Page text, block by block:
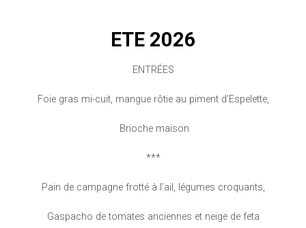
ETE 2026
ENTRÉES
Foie gras mi-cuit, mangue rôtie au piment d’Espelette,
Brioche maison
***
Pain de campagne frotté à l’ail, légumes croquants,
Gaspacho de tomates anciennes et neige de feta